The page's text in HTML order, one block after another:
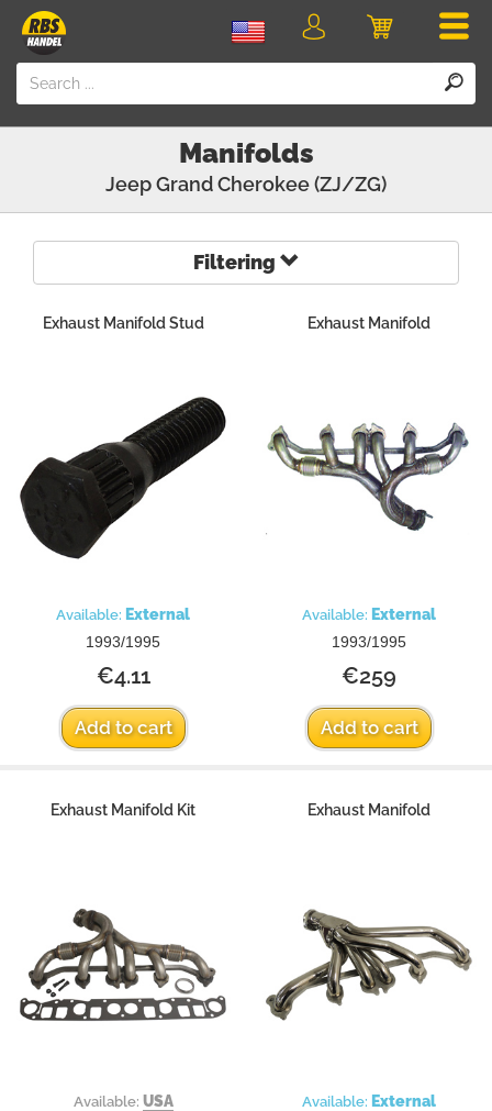
Cart
Login
Manifolds
JeepGrand Cherokee (ZJ/ZG)
Filtering
Exhaust Manifold Stud
Available: External
1993/1995
€4.11
Add to cart
Exhaust Manifold
Available: External
1993/1995
€259
Add to cart
Exhaust Manifold Kit
Available: USA
Exhaust Manifold
Available: External